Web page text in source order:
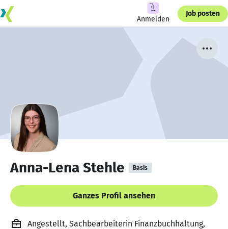
Anmelden
Job posten
Anna-Lena Stehle Basis
Ganzes Profil ansehen
Angestellt, Sachbearbeiterin Finanzbuchhaltung,